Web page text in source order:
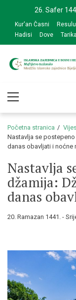
navigation
content
26. Safer
Kur'an Časni
Hadisi
Dove
Menu
Početna stranica
Nastavlja se
danas obavljati i noćne
Nastavlja
džamija:
danas
20. Ramazan 1441. -